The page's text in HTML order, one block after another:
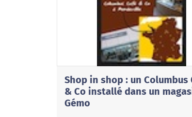
Shop in shop : un Columbus
& Co installé dans un
Gémo